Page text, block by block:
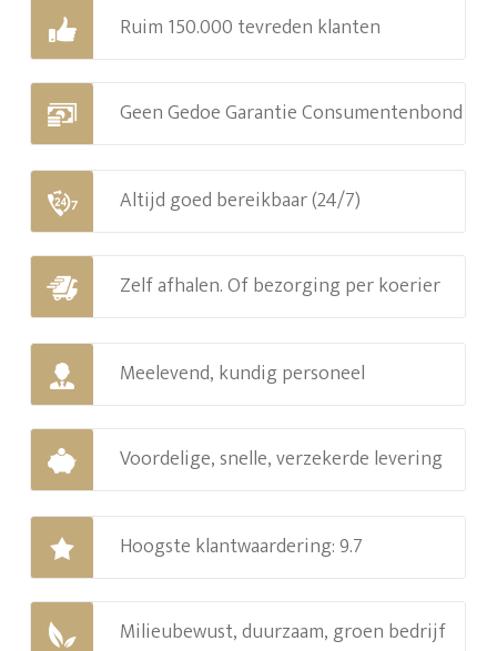
Ruim 150.000 tevreden klanten
Geen Gedoe Garantie Consumentenbond
Altijd goed bereikbaar (24/7)
Zelf afhalen. Of bezorging per koerier
Meelevend, kundig personeel
Voordelige, snelle, verzekerde levering
Hoogste klantwaardering: 9.7
Milieubewust, duurzaam, groen bedrijf